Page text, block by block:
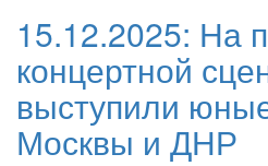
15.12.2025: На
концертной
выступили
Москвы и ДНР